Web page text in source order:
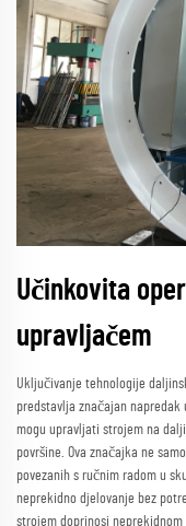
Učinkovita
upravljačem
Uključivanje tehnologije
predstavlja značajan
mogu upravljati strojem na
površine. Ova značajka ne
povezanih s ručnim radom u
neprekidno djelovanje bez
strojem doprinosi